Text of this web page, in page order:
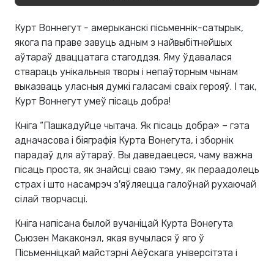
Курт Воннегут - амерыканскі пісьменнік-сатырык,
якога па праве завуць адным з найвыбітнейшых
аўтараў дваццатага стагоддзя. Яму ўдавалася
ствараць унікальныя творы і непаўторным чынам
выказваць уласныя думкі галасамі сваіх герояў. І так,
Курт Воннегут умеў пісаць добра!
Кніга “Пашкадуйце чытача. Як пісаць добра» – гэта
адначасова і біяграфія Курта Вонегута, і зборнік
парадаў для аўтараў. Вы даведаецеся, чаму важна
пісаць проста, як знайсці сваю тэму, як пераадолець
страх і што насамрэч з'яўляецца галоўнай рухаючай
сілай творчасці.
Кніга напісана былой вучаніцай Курта Вонегута
Сьюзен Макаконэл, якая вучылася ў яго ў
Пісьменніцкай майстэрні Аёўскага універсітэта і